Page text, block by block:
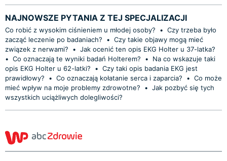
NAJNOWSZE PYTANIA Z TEJ SPECJALIZACJI
Co robić z wysokim ciśnieniem u młodej osoby? • Czy trzeba było
zacząć leczenie po badaniach?
• Czy takie objawy mogą mieć
związek z nerwami?
• Jak ocenić ten opis EKG Holter u 37-latka?
• Co oznaczają te wyniki badań Holterem? •
Na co wskazuje taki
opis EKG Holter u 62-latki?
• Czy taki opis badania EKG jest
prawidłowy?
• Co oznaczają kołatanie serca i zaparcia? • Co może
mieć wpływ na moje problemy zdrowotne?
• Jak pozbyć się tych
wszystkich uciążliwych dolegliwości?